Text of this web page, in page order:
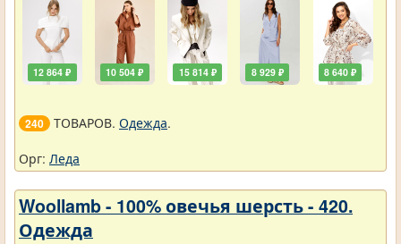
12 864 ₽ 10 504 ₽ 15 814 ₽ 8 929 ₽ 8 640 ₽
240 ТОВАРОВ. Одежда.
Орг: Леда
Woollamb - 100% овечья шерсть - 420.
Одежда